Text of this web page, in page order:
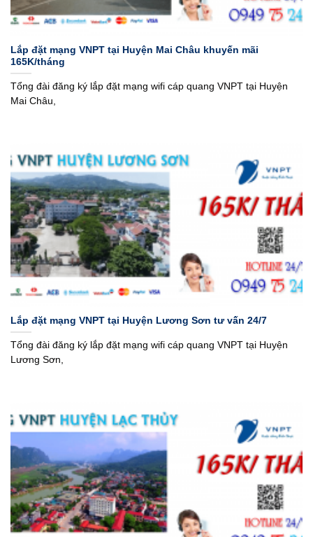
Lắp đặt mạng VNPT tại Huyện Mai Châu khuyến mãi
165K/tháng
Tổng đài đăng ký lắp đặt mạng wifi cáp quang VNPT tại Huyện
Mai Châu,
Lắp đặt mạng VNPT tại Huyện Lương Sơn tư vấn 24/7
Tổng đài đăng ký lắp đặt mạng wifi cáp quang VNPT tại Huyện
Lương Sơn,